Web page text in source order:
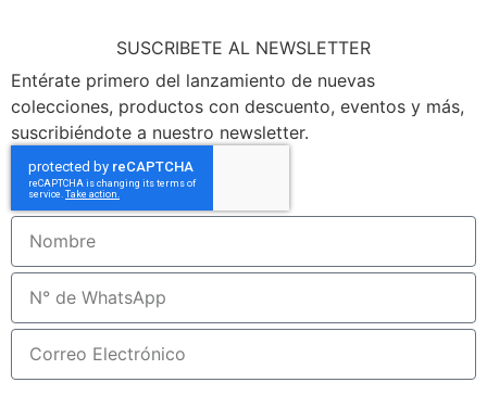
SUSCRIBETE AL NEWSLETTER
Entérate primero del lanzamiento de nuevas
colecciones, productos con descuento, eventos y más,
suscribiéndote a nuestro newsletter.